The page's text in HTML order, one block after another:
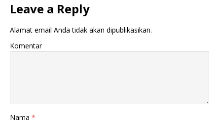
Leave a Reply
Alamat email Anda tidak akan dipublikasikan.
Komentar
Nama *